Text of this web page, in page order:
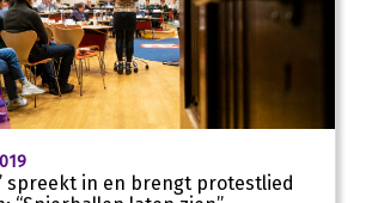
spreekt in en brengt protestlied